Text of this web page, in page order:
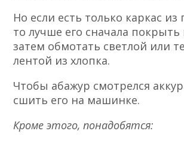
Но если есть только каркас из
то лучше его сначала покрыть
затем обмотать светлой или
лентой из хлопка.
Чтобы абажур смотрелся
сшить его на машинке.
Кроме этого, понадобятся: